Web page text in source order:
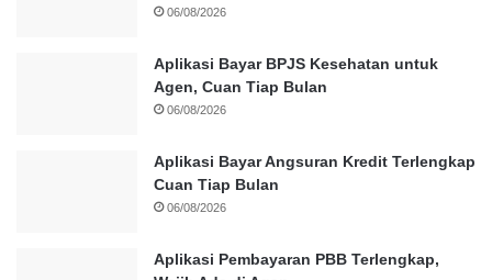
06/08/2026
Aplikasi Bayar BPJS Kesehatan untuk
Agen, Cuan Tiap Bulan
06/08/2026
Aplikasi Bayar Angsuran Kredit Terlengkap
Cuan Tiap Bulan
06/08/2026
Aplikasi Pembayaran PBB Terlengkap,